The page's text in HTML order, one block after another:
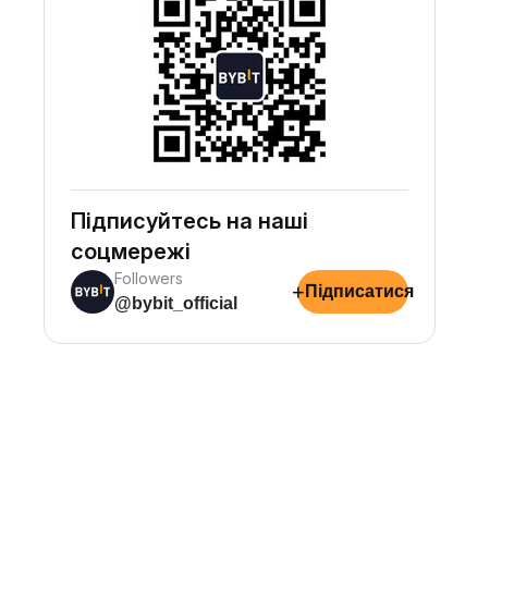
Підписуйтесь на наші
соцмережі
Followers
@bybit_official
+ Підписатися